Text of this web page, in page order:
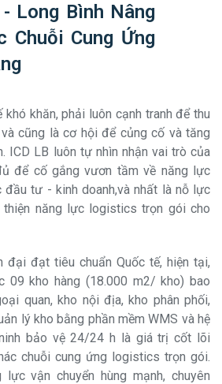
- Long Bình Nâng
Chuỗi Cung Ứng
khăn, phải luôn cạnh tranh để thu
cũng là cơ hội để củng cố và tăng
ICD LB luôn tự nhìn nhận vai trò của
để cố gắng vươn tầm về năng lực
đầu tư - kinh doanh,và nhất là nỗ lực
năng lực logistics trọn gói cho
đại đạt tiêu chuẩn Quốc tế, hiện tại,
09 kho hàng (18.000 m2/ kho) bao
quan, kho nội địa, kho phân phối,
lý kho bằng phần mềm WMS và hệ
bảo vệ 24/24 h là giá trị cốt lõi
chuỗi cung ứng logistics trọn gói.
vận chuyển hùng mạnh, chuyên